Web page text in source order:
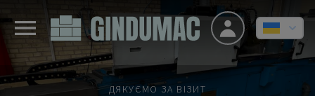
ДЯКУЄМО ЗА ВІЗИТ